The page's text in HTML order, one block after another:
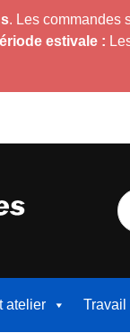
. Les commandes
estivale :
atelier Travail